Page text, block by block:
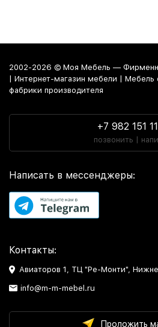
2002-2026 © Моя Мебель —
| Интернет-магазин мебели | Мебель
фабрики производителя
+7 982 151
позвонить |
Написать в мессенджеры:
Контакты:
Авиаторов 1, ТЦ "Ре-Монти",
info@m-m-mebel.ru
Проложить